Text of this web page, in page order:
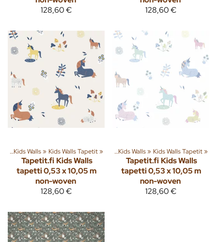
128,60 €
128,60 €
‪» Kids Walls‪» Kids Walls Tapetit‪»
Tapetit.fi Kids Walls
tapetti 0,53 x 10,05 m
non-woven
128,60 €
ja tuotteita‪»Sisusta ‪»Tapetit ‪» Kids Walls‪» Kids Walls Tapetit‪»
Tapetit.fi Kids Walls
tapetti 0,53 x 10,05 m
non-woven
128,60 €